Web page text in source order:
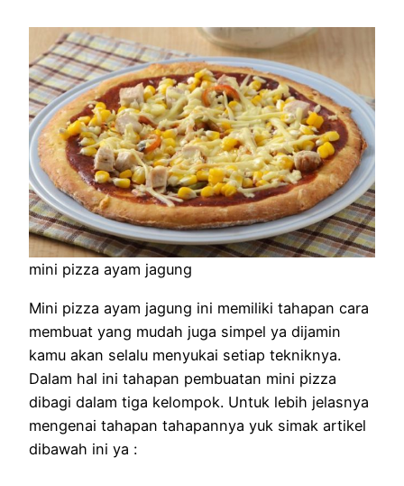
mini pizza ayam jagung
Mini pizza ayam jagung ini memiliki tahapan cara
membuat yang mudah juga simpel ya dijamin
kamu akan selalu menyukai setiap tekniknya.
Dalam hal ini tahapan pembuatan mini pizza
dibagi dalam tiga kelompok. Untuk lebih jelasnya
mengenai tahapan tahapannya yuk simak artikel
dibawah ini ya :